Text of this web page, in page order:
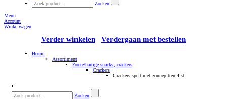
Zoeken
Menu
Account
Winkelwagen
Verder winkelen Verdergaan met bestellen
Home
Assortiment
Zoete/hartige snacks, crackers
Crackers
Crackers spelt met zonnepitten 4 st.
Zoeken